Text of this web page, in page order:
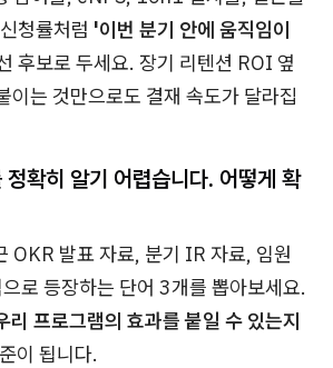
청률처럼 '이번 분기 안에 움직임이
후보로 두세요. 장기 리텐션 ROI 옆
이는 것만으로도 결재 속도가 달라집
확히 알기 어렵습니다. 어떻게 확
OKR 발표 자료, 분기 IR 자료, 임원
로 등장하는 단어 3개를 뽑아보세요.
리 프로그램의 효과를 붙일 수 있는지
이 됩니다.